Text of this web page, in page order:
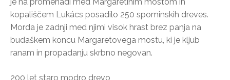
kopališčem Lukács posadilo 250 spominskih dreves.
Morda je zadnji med njimi visok hrast brez panja na
budaškem koncu Margaretovega mostu, ki je kljub
ranam in propadanju skrbno negovan.
200 let staro modro drevo